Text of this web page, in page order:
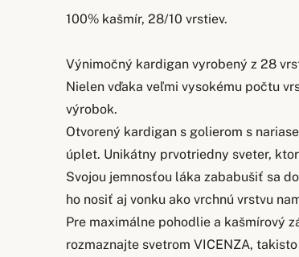
100% kašmír, 28/10 vrstiev.
Výnimočný kardigan vyrobený z 28
Nielen vďaka veľmi vysokému počtu
výrobok.
Otvorený kardigan s golierom s
úplet. Unikátny prvotriedny sveter,
Svojou jemnosťou láka zababušiť sa
ho nosiť aj vonku ako vrchnú vrstvu
Pre maximálne pohodlie a kašmírový
rozmaznajte svetrom VICENZA,